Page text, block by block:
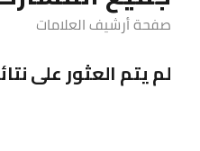
صفحة أرشيف العلامات
لم يتم العثور على